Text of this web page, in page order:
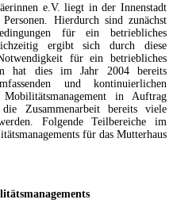
e.V. liegt in der Innenstadt
Hierdurch sind zunächst
für ein betriebliches
ergibt sich durch diese
für ein betriebliches
hat dies im Jahr 2004 bereits
und kontinuierlichen
Mobilitätsmanagement in Auftrag
Zusammenarbeit bereits viele
Folgende Teilbereiche im
für das Mutterhaus